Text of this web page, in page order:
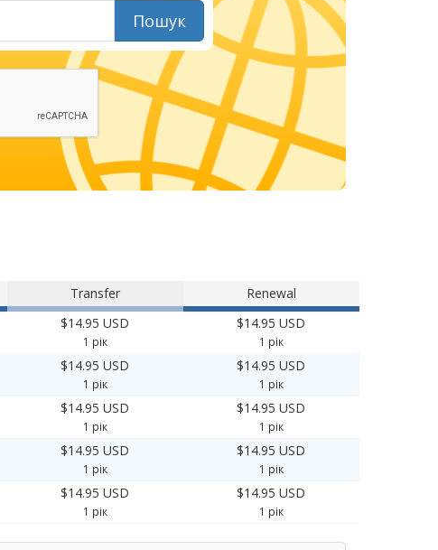
Пошук
Transfer Renewal
$14.95 USD
1 рік
$14.95 USD
1 рік
$14.95 USD
1 рік
$14.95 USD
1 рік
$14.95 USD
1 рік
$14.95 USD
1 рік
$14.95 USD
1 рік
$14.95 USD
1 рік
$14.95 USD
1 рік
$14.95 USD
1 рік